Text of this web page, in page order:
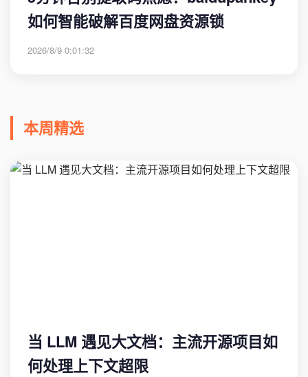
如何智能破解百度网盘资源锁
2026/8/9 0:01:32
本周精选
当 LLM 遇见大文档：主流开源项目如
何处理上下文超限